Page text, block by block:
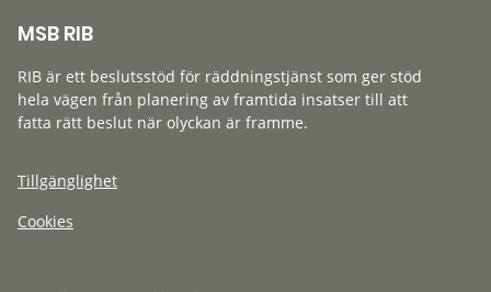
MSB RIB
RIB är ett beslutsstöd för räddningstjänst som ger stöd
hela vägen från planering av framtida insatser till att
fatta rätt beslut när olyckan är framme.
Tillgänglighet
Cookies